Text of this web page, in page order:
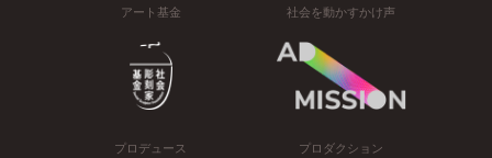
アート基金 社会を動かすかけ声
プロデュース プロダクション